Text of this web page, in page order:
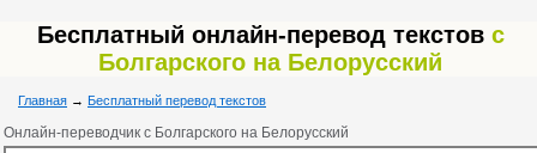
Бесплатный онлайн-перевод текстов с
Болгарского на Белорусский
Главная → Бесплатный перевод текстов
Онлайн-переводчик с Болгарского на Белорусский